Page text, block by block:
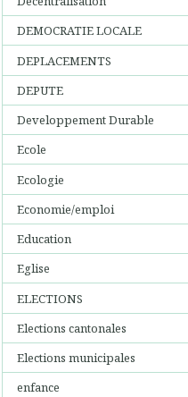
DEMOCRATIE LOCALE
DEPLACEMENTS
DEPUTE
Developpement Durable
Ecole
Ecologie
Economie/emploi
Education
Eglise
ELECTIONS
Elections cantonales
Elections municipales
enfance